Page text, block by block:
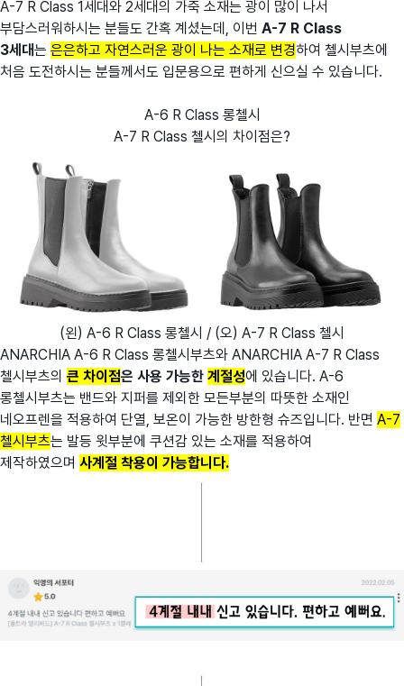
A-7 R Class 1세대와 2세대의 가죽 소재는 광이 많이 나서
부담스러워하시는 분들도 간혹 계셨는데, 이번 A-7 R Class
3세대는 은은하고 자연스러운 광이 나는 소재로 변경하여 첼시부츠에
처음 도전하시는 분들께서도 입문용으로 편하게 신으실 수 있습니다.
A-6 R Class 롱첼시
A-7 R Class 첼시의 차이점은?
(왼) A-6 R Class 롱첼시 / (오) A-7 R Class 첼시
ANARCHIA A-6 R Class 롱첼시부츠와 ANARCHIA A-7 R Class
첼시부츠의 큰 차이점은 사용 가능한 계절성에 있습니다. A-6
롱첼시부츠는 밴드와 지퍼를 제외한 모든부분의 따뜻한 소재인
네오프렌을 적용하여 단열, 보온이 가능한 방한형 슈즈입니다. 반면 A-7
첼시부츠는 발등 윗부분에 쿠션감 있는 소재를 적용하여
제작하였으며 사계절 착용이 가능합니다.